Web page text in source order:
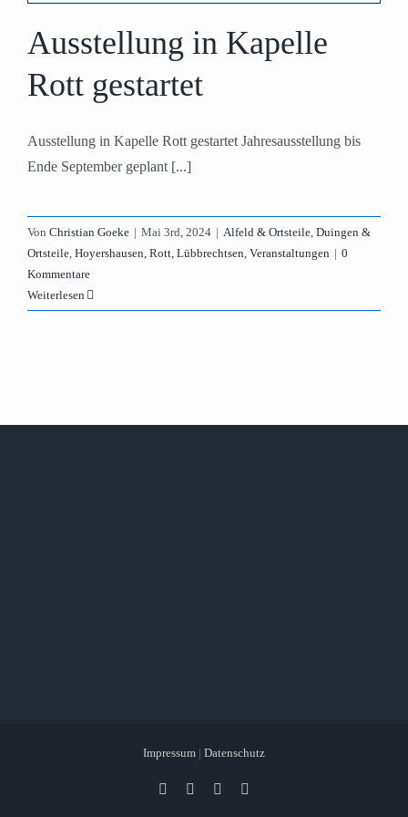
Ausstellung in Kapelle
Rott gestartet
Ausstellung in Kapelle Rott gestartet Jahresausstellung bis
Ende September geplant [...]
Von Christian Goeke | Mai 3rd, 2024 | Alfeld & Ortsteile Duingen &
Ortsteile Hoyershausen, Rott, Lübbrechtsen Veranstaltungen | 0
Kommentare
Weiterlesen
Impressum | Datenschutz
Facebook Instagram